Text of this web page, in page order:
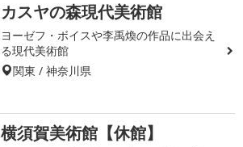
カスヤの森現代美術館
ヨーゼフ・ボイスや李禹煥の作品に出会え
る現代美術館
関東 / 神奈川県
横須賀美術館【休館】